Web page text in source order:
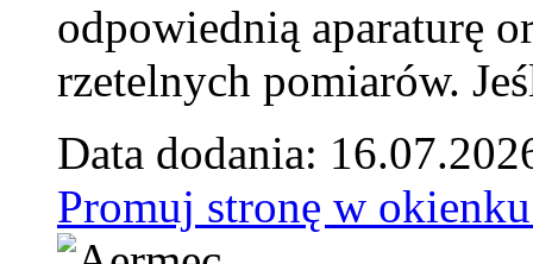
odpowiednią aparaturę
rzetelnych pomiarów.
Data dodania:
Promuj stronę w